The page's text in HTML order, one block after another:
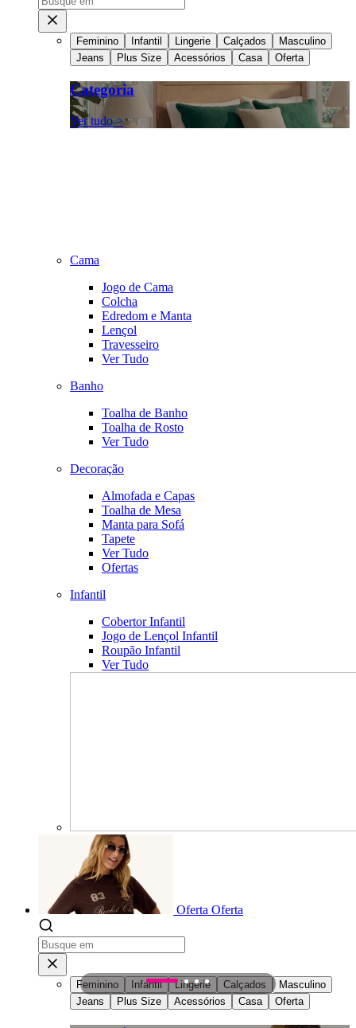
Feminino Infantil Lingerie Calçados
Masculino
Jeans
Plus Size Acessórios Casa Oferta
Categoria
Ver tudo >
Cama
Jogo de Cama
Colcha
Edredom e Manta
Lençol
Travesseiro
Ver Tudo
Banho
Toalha de Banho
Toalha de Rosto
Ver Tudo
Decoração
Almofada e Capas
Toalha de Mesa
Manta para Sofá
Tapete
Ver Tudo
Ofertas
Infantil
Cobertor Infantil
Jogo de Lençol Infantil
Roupão Infantil
Ver Tudo
Oferta Oferta
Feminino Infantil Lingerie Calçados
Masculino
Jeans
Plus Size Acessórios Casa Oferta
1 2 3 4